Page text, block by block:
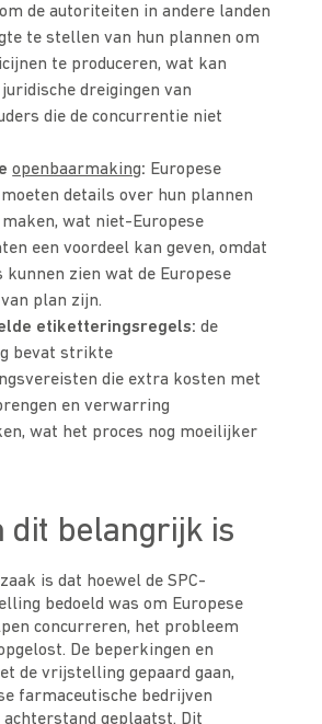
de autoriteiten in andere landen
te stellen van hun plannen om
te produceren, wat kan
dreigingen van
die de concurrentie niet
openbaarmaking: Europese
details over hun plannen
wat niet-Europese
een voordeel kan geven, omdat
kunnen zien wat de Europese
plan zijn.
etiketteringsregels: de
bevat strikte
die extra kosten met
en verwarring
wat het proces nog moeilijker
dit belangrijk is
is dat hoewel de SPC-
bedoeld was om Europese
concurreren, het probleem
De beperkingen en
de vrijstelling gepaard gaan,
farmaceutische bedrijven
achterstand geplaatst. Dit